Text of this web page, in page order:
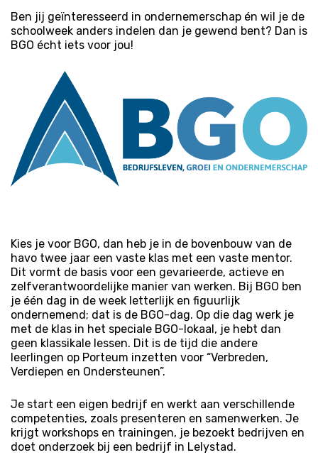
Ben jij geïnteresseerd in ondernemerschap én wil je de
schoolweek anders indelen dan je gewend bent? Dan is
BGO écht iets voor jou!
Kies je voor BGO, dan heb je in de bovenbouw van de
havo twee jaar een vaste klas met een vaste mentor.
Dit vormt de basis voor een gevarieerde, actieve en
zelfverantwoordelijke manier van werken. Bij BGO ben
je één dag in de week letterlijk en figuurlijk
ondernemend; dat is de BGO-dag. Op die dag werk je
met de klas in het speciale BGO-lokaal, je hebt dan
geen klassikale lessen. Dit is de tijd die andere
leerlingen op Porteum inzetten voor “Verbreden,
Verdiepen en Ondersteunen”.
Je start een eigen bedrijf en werkt aan verschillende
competenties, zoals presenteren en samenwerken. Je
krijgt workshops en trainingen, je bezoekt bedrijven en
doet onderzoek bij een bedrijf in Lelystad.